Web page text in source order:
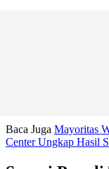
Baca Juga Mayoritas
Center Ungkap Hasil